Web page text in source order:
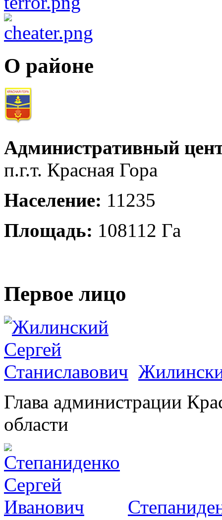
О районе
Административный
п.г.т. Красная Гора
Население: 11235
Площадь: 108112 Га
Первое лицо
Глава администрации
области